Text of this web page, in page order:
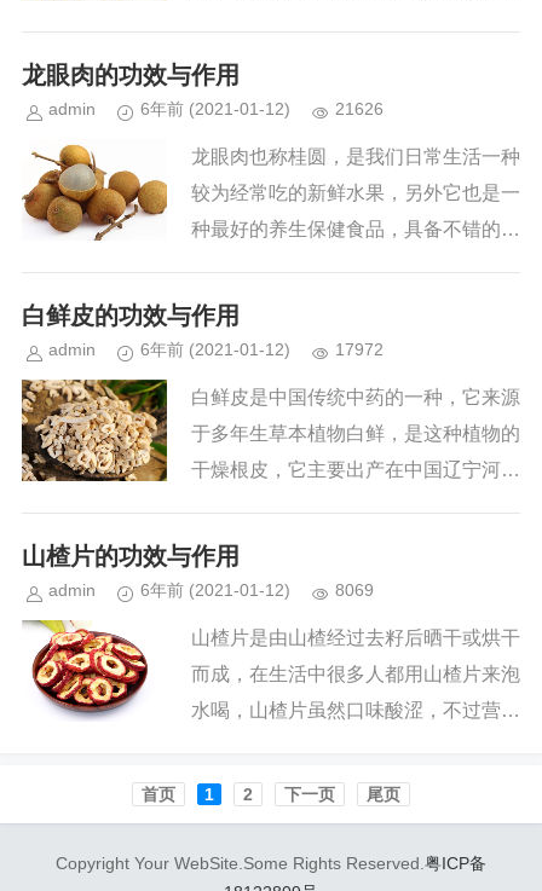
来晒干是可以入药的，它是一种功效特
龙眼肉的功效与作用
admin 6年前 (2021-01-12) 21626
龙眼肉也称桂圆，是我们日常生活一种
较为经常吃的新鲜水果，另外它也是一
种最好的养生保健食品，具备不错的养
补气、安神助眠、防衰老等作用，但龙
白鲜皮的功效与作用
admin 6年前 (2021-01-12) 17972
白鲜皮是中国传统中药的一种，它来源
于多年生草本植物白鲜，是这种植物的
干燥根皮，它主要出产在中国辽宁河北
是采集这种中药材的好时候，人们在采
山楂片的功效与作用
admin 6年前 (2021-01-12) 8069
山楂片是由山楂经过去籽后晒干或烘干
而成，在生活中很多人都用山楂片来泡
水喝，山楂片虽然口味酸涩，不过营养
就为大家带来了山楂片的功效与作用
山楂切片后经过烘干或晒干...
首页️ 1 2 下一页 尾页
Copyright Your WebSite.Some Rights Reserved. 粤ICP备